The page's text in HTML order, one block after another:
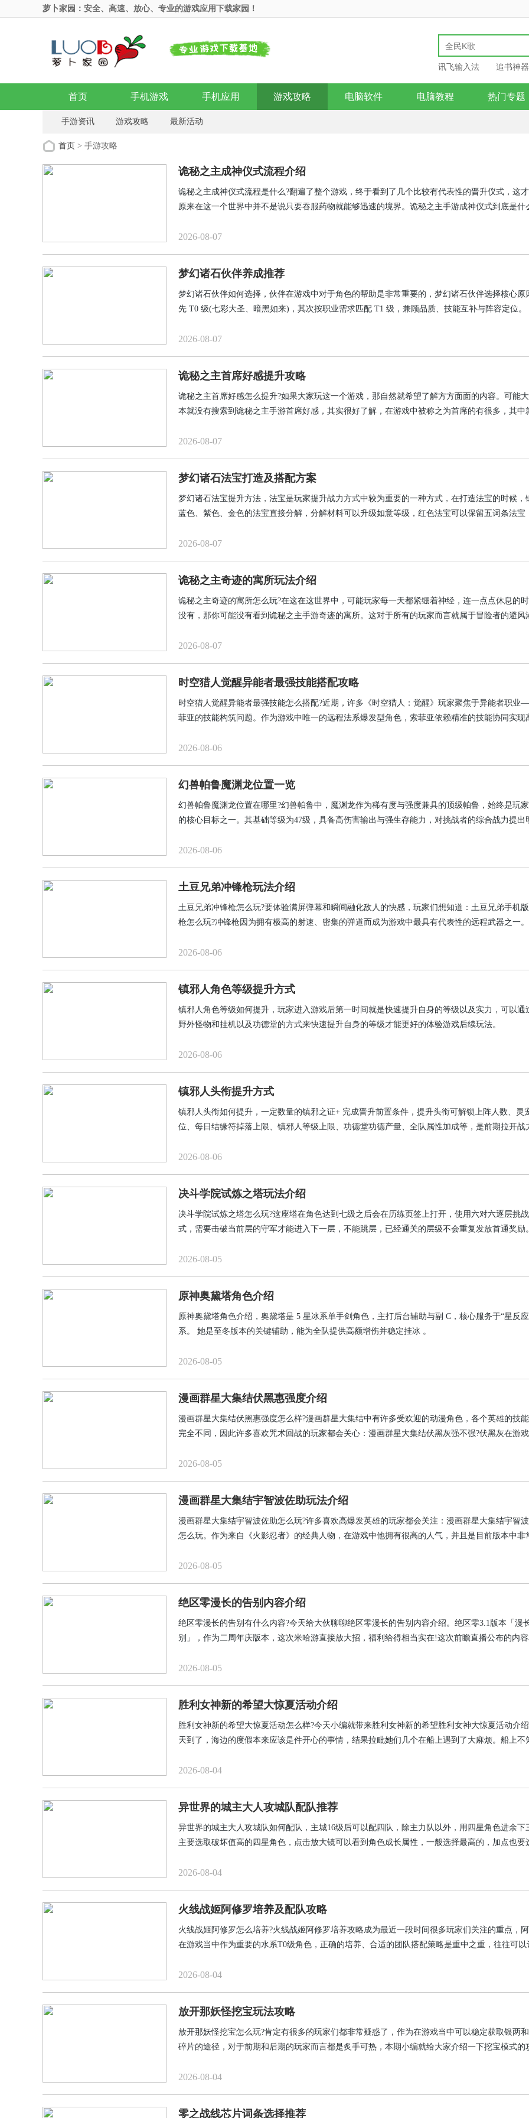
萝卜家园：安全、高速、放心、专业的游戏应用下载家园！
讯飞输入法 追书神器
首页 手机游戏 手机应用 游戏攻略 电脑软件 电脑教程 热门专题
手游资讯 游戏攻略 最新活动
首页 > 手游攻略
诡秘之主成神仪式流程介绍
诡秘之主成神仪式流程是什么?翻遍了整个游戏，终于看到了几个比较有代表性的晋升仪式，这
原来在这一个世界中并不是说只要吞服药物就能够迅速的境界。诡秘之主手游成神仪式到底是什
赶紧一起来看一下。
2026-08-07
梦幻诸石伙伴养成推荐
梦幻诸石伙伴如何选择，伙伴在游戏中对于角色的帮助是非常重要的，梦幻诸石伙伴选择核心原
先 T0 级(七彩大圣、暗黑如来)，其次按职业需求匹配 T1 级，兼顾品质、技能互补与阵容定位‌。‌‌
2026-08-07
诡秘之主首席好感提升攻略
诡秘之主首席好感怎么提升?如果大家玩这一个游戏，那自然就希望了解方方面面的内容。可能
本就没有搜索到诡秘之主手游首席好感，其实很好了解，在游戏中被称之为首席的有很多，其中
为大家来详细的分享一下。
2026-08-07
梦幻诸石法宝打造及搭配方案
梦幻诸石法宝提升方法，法宝是玩家提升战力方式中较为重要的一种方式，在打造法宝的时候，
蓝色、紫色、金色的法宝直接分解，分解材料可以升级如意等级，红色法宝可以保留五词条法宝
2026-08-07
诡秘之主奇迹的寓所玩法介绍
诡秘之主奇迹的寓所怎么玩?在这在这世界中，可能玩家每一天都紧绷着神经，连一点点休息的
没有，那你可能没有看到诡秘之主手游奇迹的寓所。这对于所有的玩家而言就属于冒险者的避风
担心，只需要跟随着小编的脚步去了解一下。
2026-08-07
时空猎人觉醒异能者最强技能搭配攻略
时空猎人觉醒异能者最强技能怎么搭配?近期，许多《时空猎人：觉醒》玩家聚焦于异能者职
菲亚的技能构筑问题。作为游戏中唯一的远程法系爆发型角色，索菲亚依赖精准的技能协同实现
绕索菲亚的核心定位，系统梳理两套经过实战验证的技能组合方案，兼顾PVE刷图与PVP对抗场
2026-08-06
幻兽帕鲁魔渊龙位置一览
幻兽帕鲁魔渊龙位置在哪里?幻兽帕鲁中，魔渊龙作为稀有度与强度兼具的顶级帕鲁，始终是玩
的核心目标之一。其基础等级为47级，具备高伤害输出与强生存能力，对挑战者的综合战力提出
抵达路径，助力玩家提升捕捉成功率。
2026-08-06
土豆兄弟冲锋枪玩法介绍
土豆兄弟冲锋枪怎么玩?要体验满屏弹幕和瞬间融化敌人的快感，玩家们想知道：土豆兄弟手机
枪怎么玩?冲锋枪因为拥有极高的射速、密集的弹道而成为游戏中最具有代表性的远程武器之一
险的弹幕中就能打出一条生路，把原本艰难的生存挑战变成一场酣畅淋漓的割草狂潮。
2026-08-06
镇邪人角色等级提升方式
镇邪人角色等级如何提升，玩家进入游戏后第一时间就是快速提升自身的等级以及实力，可以通
野外怪物和挂机以及功德堂的方式来快速提升自身的等级才能更好的体验游戏后续玩法。
2026-08-06
镇邪人头衔提升方式
镇邪人头衔如何提升，一定数量的镇邪之证+ 完成晋升前置条件，提升头衔可解锁上阵人数、灵
位、每日结缘符掉落上限、镇邪人等级上限、功德堂功德产量、全队属性加成等，是前期拉开战
2026-08-06
决斗学院试炼之塔玩法介绍
决斗学院试炼之塔怎么玩?这座塔在角色达到七级之后会在历练页签上打开，使用六对六逐层挑
式，需要击破当前层的守军才能进入下一层，不能跳层，已经通关的层级不会重复发放首通奖励
机会用完后次日零点复位，因此把每一次出战都花在刀刃上，是爬塔者的第一课。
2026-08-05
原神奥黛塔角色介绍
原神奥黛塔角色介绍，‌奥黛塔是 5 星冰系单手剑角色，主打后台辅助与副 C，核心服务于“星反
系。‌ 她是至冬版本的关键辅助，能为全队提供高额增伤并稳定挂冰 。
2026-08-05
漫画群星大集结伏黑惠强度介绍
漫画群星大集结伏黑惠强度怎么样?漫画群星大集结中有许多受欢迎的动漫角色，各个英雄的技
完全不同，因此许多喜欢咒术回战的玩家都会关心：漫画群星大集结伏黑灰强不强?伏黑灰在游
接，伏黑惠具有很强的实战能力，可以起到推进、团战、资源争夺的作用。虽然该角色的操作难
2026-08-05
漫画群星大集结宇智波佐助玩法介绍
漫画群星大集结宇智波佐助怎么玩?许多喜欢高爆发英雄的玩家都会关注：漫画群星大集结宇智
怎么玩。作为来自《火影忍者》的经典人物，在游戏中他拥有很高的人气，并且是目前版本中非
遭遇战等各方面都表现出色。但是该角色的操作难度比较大，要合理安排能量，选择好进场时机
2026-08-05
绝区零漫长的告别内容介绍
绝区零漫长的告别有什么内容?今天给大伙聊聊绝区零漫长的告别内容介绍。绝区零3.1版本「漫
别」，作为二周年庆版本，这次米哈游直接放大招，福利给得相当实在!这次前瞻直播公布的内容
回归，新手入坑的话，现在也是个不错的时机，因为这次免费送限定S级代理人，这种好事可不是
2026-08-05
胜利女神新的希望大惊夏活动介绍
胜利女神新的希望大惊夏活动怎么样?今天小编就带来胜利女神新的希望胜利女神大惊夏活动介
天到了，海边的度假本来应该是件开心的事情，结果拉毗她们几个在船上遇到了大麻烦。船上不
人困在原地动弹不得。现在拉毗、桃乐丝还有伊莱格三个人都被困住了，情况看起来挺危险的，
2026-08-04
异世界的城主大人攻城队配队推荐
异世界的城主大人攻城队如何配队，主城16级后可以配四队，除主力队以外，用四星角色进余下
主要选取破坏值高的四星角色，点击放大镜可以看到角色成长属性，一般选择最高的，加点也要
2026-08-04
火线战姬阿修罗培养及配队攻略
火线战姬阿修罗怎么培养?火线战姬阿修罗培养攻略成为最近一段时间很多玩家们关注的重点，
在游戏当中作为重要的水系T0级角色，正确的培养、合适的团队搭配策略是重中之重，往往可以
会，小编就和大家进行详细的分享，感兴趣的小伙伴们可以来看一看喽。
2026-08-04
放开那妖怪挖宝玩法攻略
放开那妖怪挖宝怎么玩?肯定有很多的玩家们都非常疑惑了，作为在游戏当中可以稳定获取银两
碎片的途径，对于前期和后期的玩家而言都是炙手可热，本期小编就给大家介绍一下挖宝模式的
2026-08-04
零之战线芯片词条选择推荐